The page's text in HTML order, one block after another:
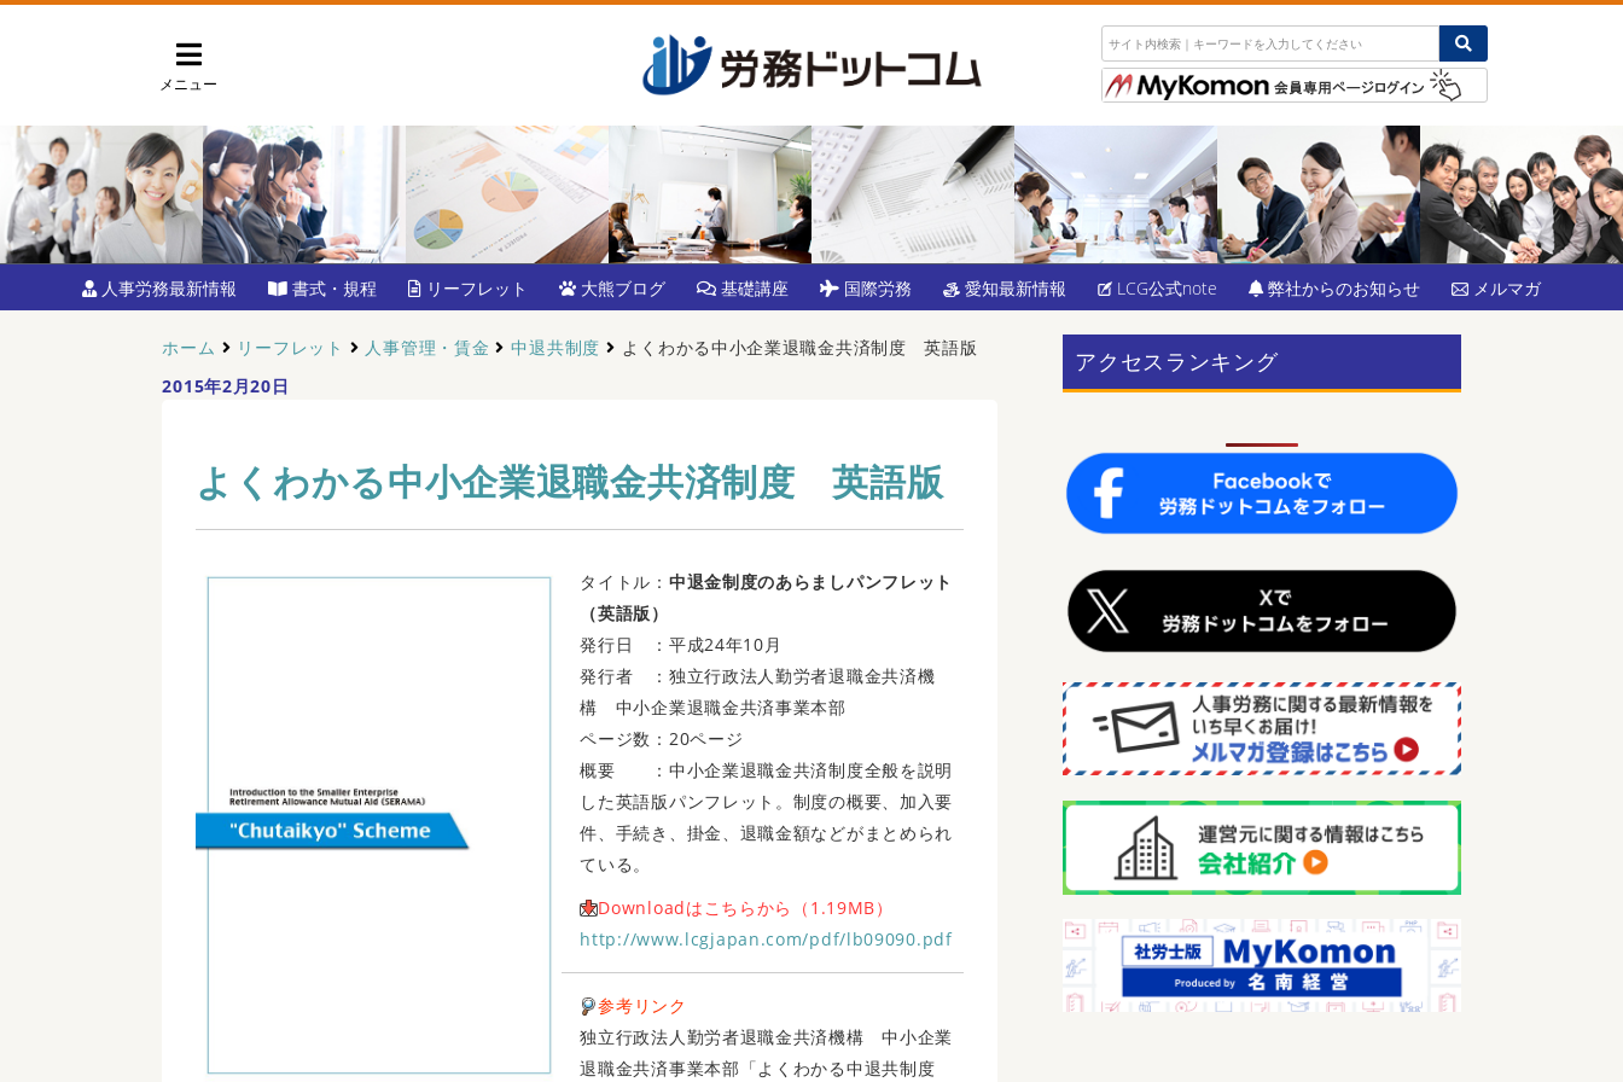
メニュー
人事労務最新情報 書式・規程 リーフレット 大熊ブログ 基礎講座 国際労務 愛知最新情報 LCG公式note 弊社からのお知らせ メルマガ
ホーム リーフレット 人事管理・賃金 中退共制度
よくわかる中小企業退職金共済制度 英語版
2015年2月20日
よくわかる中小企業退職金共済制度 英語版
タイトル： 中退金制度のあらましパンフレット
（英語版）
発行日 ：平成24年10月
発行者 ：独立行政法人勤労者退職金共済機
構 中小企業退職金共済事業本部
ページ数：20ページ
概要 ：中小企業退職金共済制度全般を説明
した英語版パンフレット。制度の概要、加入要
件、手続き、掛金、退職金額などがまとめられ
ている。
Downloadはこちらから（1.19MB）
http://www.lcgjapan.com/pdf/lb09090.pdf
参考リンク
独立行政法人勤労者退職金共済機構 中小企業
退職金共済事業本部「よくわかる中退共制度
アクセスランキング